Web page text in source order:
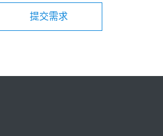
提交需求